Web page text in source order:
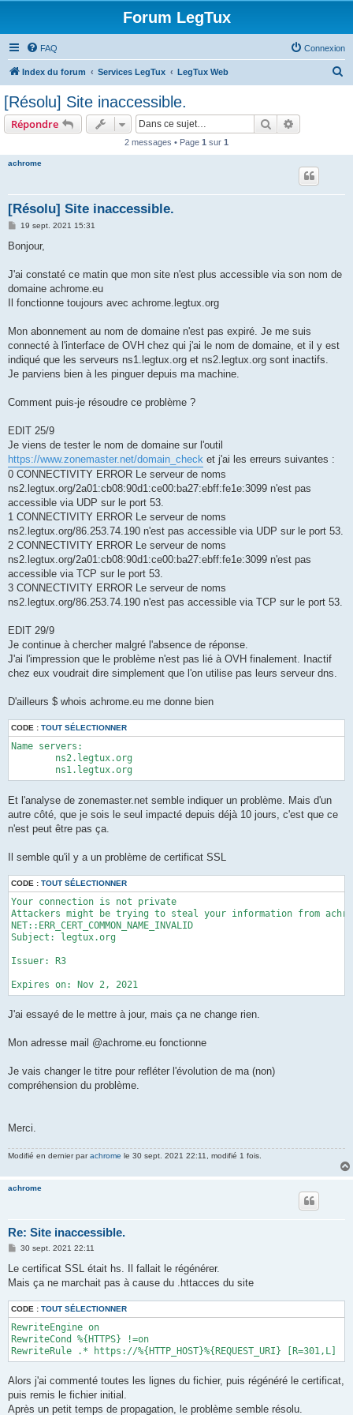
Forum LegTux
FAQ Connexion
Index du forum Services LegTux LegTux Web
[Résolu] Site inaccessible.
Répondre Rechercher
2 messages • Page 1 sur 1
achrome
[Résolu] Site inaccessible.
M
s
g
19 sept. 2021 15:31
Bonjour,
J'ai constaté ce matin que mon site n'est plus accessible via son nom de
domaine achrome.eu
Il fonctionne toujours avec achrome.legtux.org
Mon abonnement au nom de domaine n'est pas expiré. Je me suis
connecté à l'interface de OVH chez qui j'ai le nom de domaine, et il y est
indiqué que les serveurs ns1.legtux.org et ns2.legtux.org sont inactifs.
Je parviens bien à les pinguer depuis ma machine.
Comment puis-je résoudre ce problème ?
EDIT 25/9
Je viens de tester le nom de domaine sur l'outil
https://www.zonemaster.net/domain_check et j'ai les erreurs suivantes :
0 CONNECTIVITY ERROR Le serveur de noms
ns2.legtux.org/2a01:cb08:90d1:ce00:ba27:ebff:fe1e:3099 n'est pas
accessible via UDP sur le port 53.
1 CONNECTIVITY ERROR Le serveur de noms
ns2.legtux.org/86.253.74.190 n'est pas accessible via UDP sur le port 53.
2 CONNECTIVITY ERROR Le serveur de noms
ns2.legtux.org/2a01:cb08:90d1:ce00:ba27:ebff:fe1e:3099 n'est pas
accessible via TCP sur le port 53.
3 CONNECTIVITY ERROR Le serveur de noms
ns2.legtux.org/86.253.74.190 n'est pas accessible via TCP sur le port 53.
EDIT 29/9
Je continue à chercher malgré l'absence de réponse.
J'ai l'impression que le problème n'est pas lié à OVH finalement. Inactif
chez eux voudrait dire simplement que l'on utilise pas leurs serveur dns.
D'ailleurs $ whois achrome.eu me donne bien
CODE : TOUT SÉLECTIONNER
Name servers:
        ns2.legtux.org
        ns1.legtux.org
Et l'analyse de zonemaster.net semble indiquer un problème. Mais d'un
autre côté, que je sois le seul impacté depuis déjà 10 jours, c'est que ce
n'est peut être pas ça.
Il semble qu'il y a un problème de certificat SSL
CODE : TOUT SÉLECTIONNER
Your connection is not private
Attackers might be trying to steal your information from
NET::ERR_CERT_COMMON_NAME_INVALID
Subject: legtux.org
Issuer: R3
Expires on: Nov 2, 2021
J'ai essayé de le mettre à jour, mais ça ne change rien.
Mon adresse mail @achrome.eu fonctionne
Je vais changer le titre pour refléter l'évolution de ma (non)
compréhension du problème.
Merci.
Modifié en dernier parachrome le 30 sept. 2021 22:11, modifié 1 fois.
achrome
Re: Site inaccessible.
M
s
a
e
30 sept. 2021 22:11
Le certificat SSL était hs. Il fallait le régénérer.
Mais ça ne marchait pas à cause du .httacces du site
CODE : TOUT SÉLECTIONNER
RewriteEngine on
RewriteCond %{HTTPS} !=on
RewriteRule .* https://%{HTTP_HOST}%{REQUEST_URI} [R=301,L]
Alors j'ai commenté toutes les lignes du fichier, puis régénéré le certificat,
puis remis le fichier initial.
Après un petit temps de propagation, le problème semble résolu.